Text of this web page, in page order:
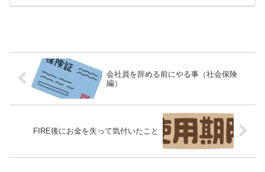
会社員を辞める前にやる事（社会保険
編）
FIRE後にお金を失って気付いたこと